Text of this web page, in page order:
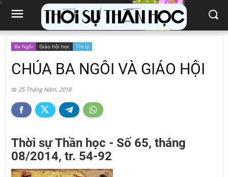
Ba Ngôi Giáo hội học Tín lý
CHÚA BA NGÔI VÀ GIÁO HỘI
25 Tháng Năm, 2018
Thời sự Thần học - Số 65, tháng
08/2014, tr. 54-92